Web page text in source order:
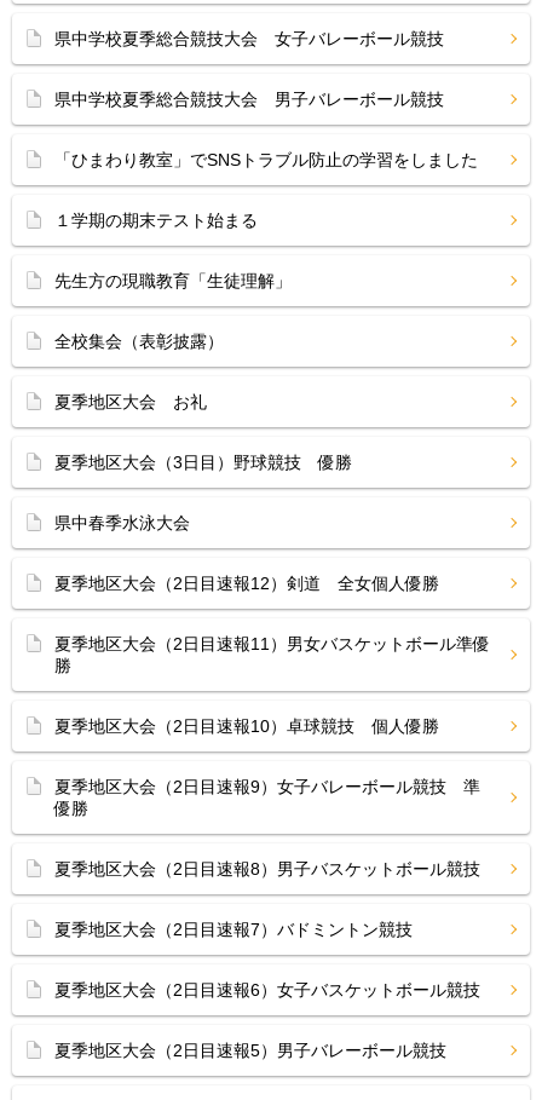
県中学校夏季総合競技大会 女子バレーボール競技
県中学校夏季総合競技大会 男子バレーボール競技
「ひまわり教室」でSNSトラブル防止の学習をしました
１学期の期末テスト始まる
先生方の現職教育「生徒理解」
全校集会（表彰披露）
夏季地区大会 お礼
夏季地区大会（3日目）野球競技 優勝
県中春季水泳大会
夏季地区大会（2日目速報12）剣道 全女個人優勝
夏季地区大会（2日目速報11）男女バスケットボール準優
勝
夏季地区大会（2日目速報10）卓球競技 個人優勝
夏季地区大会（2日目速報9）女子バレーボール競技 準
優勝
夏季地区大会（2日目速報8）男子バスケットボール競技
夏季地区大会（2日目速報7）バドミントン競技
夏季地区大会（2日目速報6）女子バスケットボール競技
夏季地区大会（2日目速報5）男子バレーボール競技